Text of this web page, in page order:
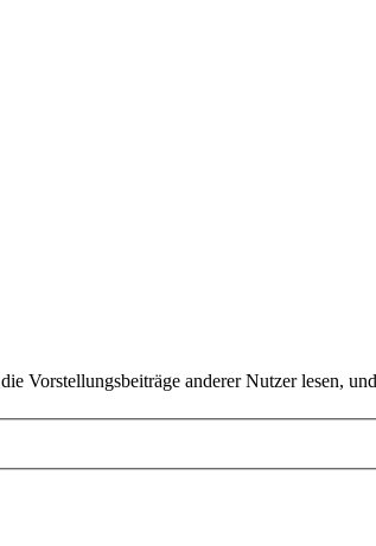
Vorstellungsbeiträge anderer Nutzer lesen,